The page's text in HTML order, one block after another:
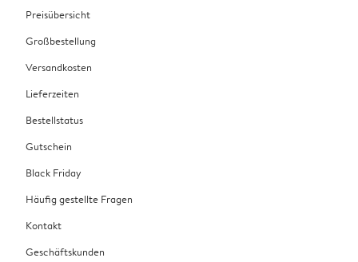
Preisübersicht
Großbestellung
Versandkosten
Lieferzeiten
Bestellstatus
Gutschein
Black Friday
Häufig gestellte Fragen
Kontakt
Geschäftskunden